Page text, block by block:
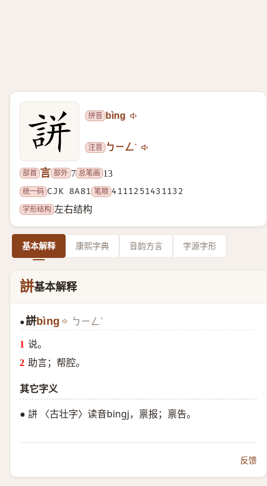
拼音 bìng
注音 ㄅㄧㄥˋ
部首 言 部外 7 总笔画 13
统一码 CJK 8A81 笔顺 4111251431132
字形结构 左右结构
基本解释 康熙字典 音韵方言 字源字形
誁基本解释
●誁bìng ㄅㄧㄥˋ
说。
助言；帮腔。
其它字义
● 誁 〈古壮字〉读音bingj，禀报；禀告。
反馈